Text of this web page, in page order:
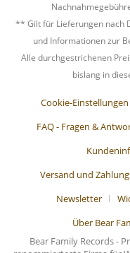
** Gilt für Lieferungen nach
und Informationen zur
Alle durchgestrichenen
bislang in
Cookie-Einstellungen
FAQ - Fragen &
Versand und
Newsletter
Über Bear
Bear Family Records -